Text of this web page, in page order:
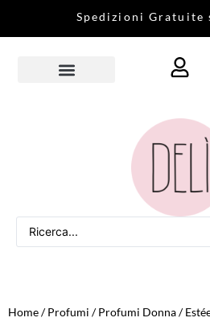
Sped izi on i Gratu ite
Home/Profumi /Profumi Donna/